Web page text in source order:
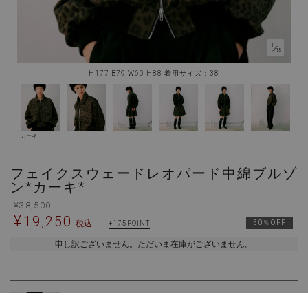
1／15
H177 B79 W60 H88 着用サイズ：38
カーキ
フェイクスウェードレオパード中綿ブルゾ
ン*カーキ*
¥38,500
¥ 19,250 税込 175 50％OFF
申し訳ございません。ただいま在庫がございません。